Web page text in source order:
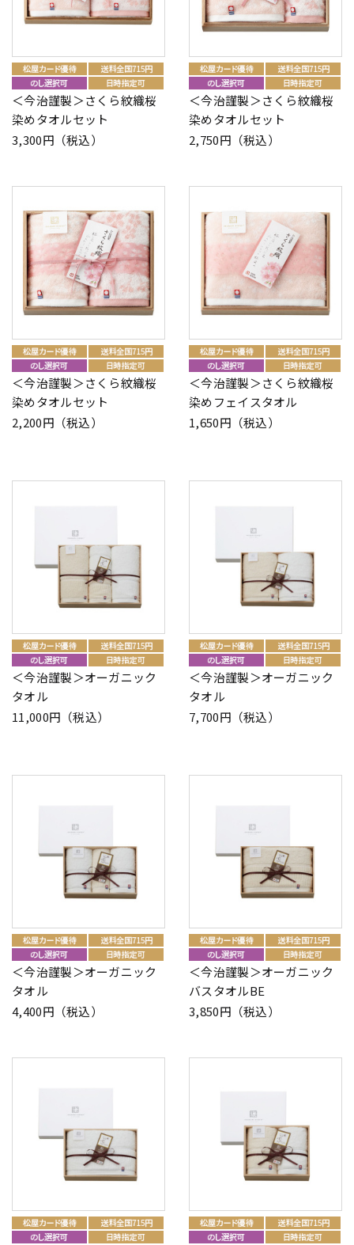
＜今治謹製＞さくら紋織桜
染めタオルセット
3,300円（税込）
＜今治謹製＞さくら紋織桜
染めタオルセット
2,750円（税込）
＜今治謹製＞さくら紋織桜
染めタオルセット
2,200円（税込）
＜今治謹製＞さくら紋織桜
染めフェイスタオル
1,650円（税込）
＜今治謹製＞オーガニック
タオル
11,000円（税込）
＜今治謹製＞オーガニック
タオル
7,700円（税込）
＜今治謹製＞オーガニック
タオル
4,400円（税込）
＜今治謹製＞オーガニック
バスタオルBE
3,850円（税込）